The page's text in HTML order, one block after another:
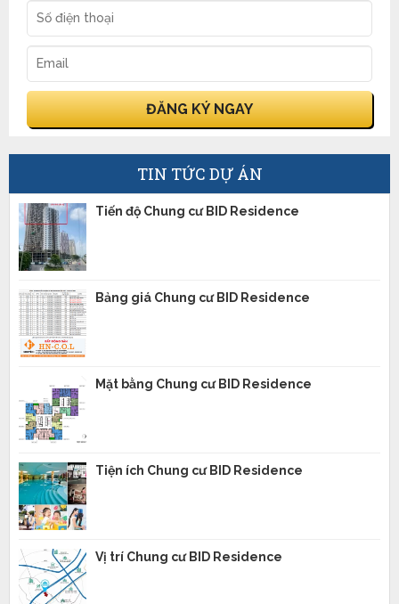
hợp tác
TIN TỨC DỰ ÁN
Tiến độ Chung cư BID Residence
Bảng giá Chung cư BID Residence
Mặt bằng Chung cư BID Residence
Tiện ích Chung cư BID Residence
Vị trí Chung cư BID Residence